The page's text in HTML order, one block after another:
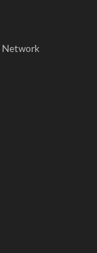
Network